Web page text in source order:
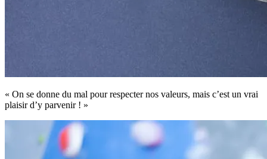
« On se donne du mal pour respecter nos valeurs, mais c’est un vrai
plaisir d’y parvenir ! »